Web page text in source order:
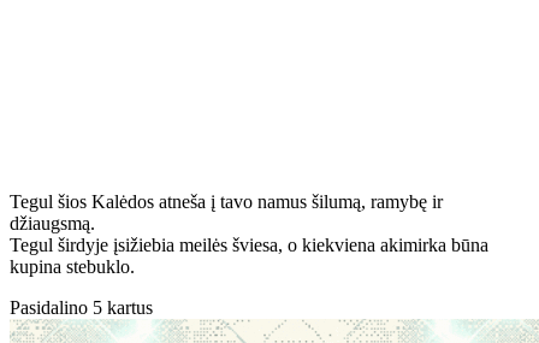
Tegul šios Kalėdos atneša į tavo namus šilumą, ramybę ir
džiaugsmą.
Tegul širdyje įsižiebia meilės šviesa, o kiekviena akimirka būna
kupina stebuklo.
Pasidalino 5 kartus